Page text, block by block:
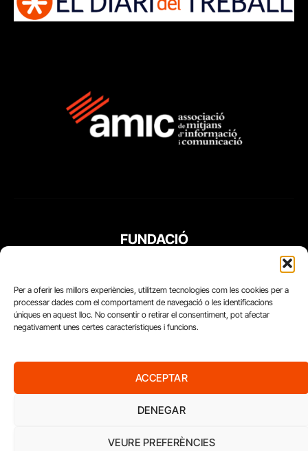
Per a oferir les millors experiències, utilitzem tecnologies com les cookies per a
processar dades com el comportament de navegació o les identificacions
úniques en aquest lloc. No consentir o retirar el consentiment, pot afectar
negativament unes certes característiques i funcions.
ACCEPTAR
DENEGAR
VEURE PREFERÈNCIES
FUNDACIÓ